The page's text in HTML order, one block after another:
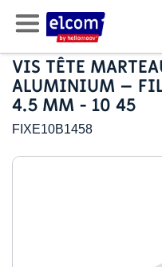
VIS TÊTE
ALUMINIUM –
4.5 MM - 10 45
FIXE10B1458